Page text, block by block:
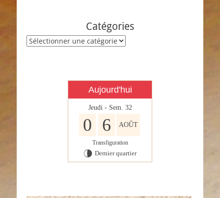
Catégories
Catégories
Aujourd'hui
Jeudi - Sem. 32
0 6 AOÛT
Transfiguration
U Dernier quartier